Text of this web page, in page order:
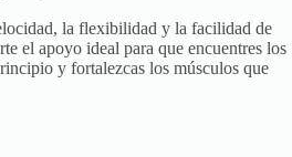
la flexibilidad y la facilidad de
el apoyo ideal para que encuentres los
y fortalezcas los músculos que